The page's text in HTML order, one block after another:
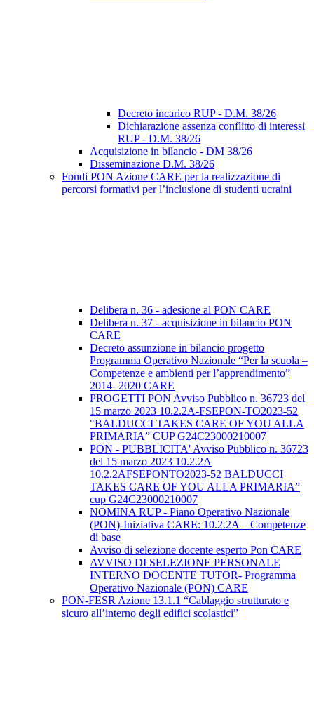
Decreto incarico RUP - D.M. 38/26
Dichiarazione assenza conflitto di interessi
RUP - D.M. 38/26
Acquisizione in bilancio - DM 38/26
Disseminazione D.M. 38/26
Fondi PON Azione CARE per la realizzazione di
percorsi formativi per l’inclusione di studenti ucraini
Delibera n. 36 - adesione al PON CARE
Delibera n. 37 - acquisizione in bilancio PON
CARE
Decreto assunzione in bilancio progetto
Programma Operativo Nazionale “Per la scuola –
Competenze e ambienti per l’apprendimento”
2014- 2020 CARE
PROGETTI PON Avviso Pubblico n. 36723 del
15 marzo 2023 10.2.2A-FSEPON-TO2023-52
"BALDUCCI TAKES CARE OF YOU ALLA
PRIMARIA” CUP G24C23000210007
PON - PUBBLICITA' Avviso Pubblico n. 36723
del 15 marzo 2023 10.2.2A
10.2.2AFSEPONTO2023-52 BALDUCCI
TAKES CARE OF YOU ALLA PRIMARIA”
cup G24C23000210007
NOMINA RUP - Piano Operativo Nazionale
(PON)-Iniziativa CARE: 10.2.2A – Competenze
di base
Avviso di selezione docente esperto Pon CARE
AVVISO DI SELEZIONE PERSONALE
INTERNO DOCENTE TUTOR- Programma
Operativo Nazionale (PON) CARE
PON-FESR Azione 13.1.1 “Cablaggio strutturato e
sicuro all’interno degli edifici scolastici”